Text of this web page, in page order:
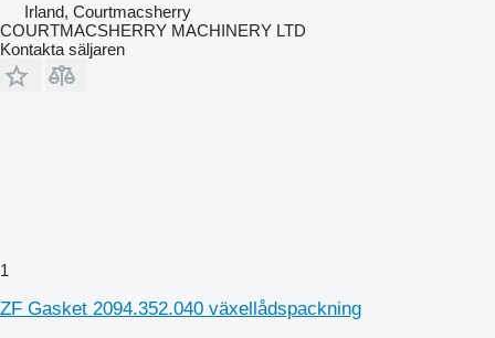
Irland, Courtmacsherry
COURTMACSHERRY MACHINERY LTD
Kontakta säljaren
1
ZF Gasket 2094.352.040 växellådspackning